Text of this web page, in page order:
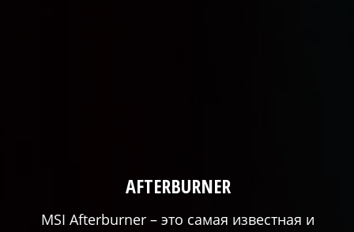
AFTERBURNER
MSI Afterburner – это самая известная и